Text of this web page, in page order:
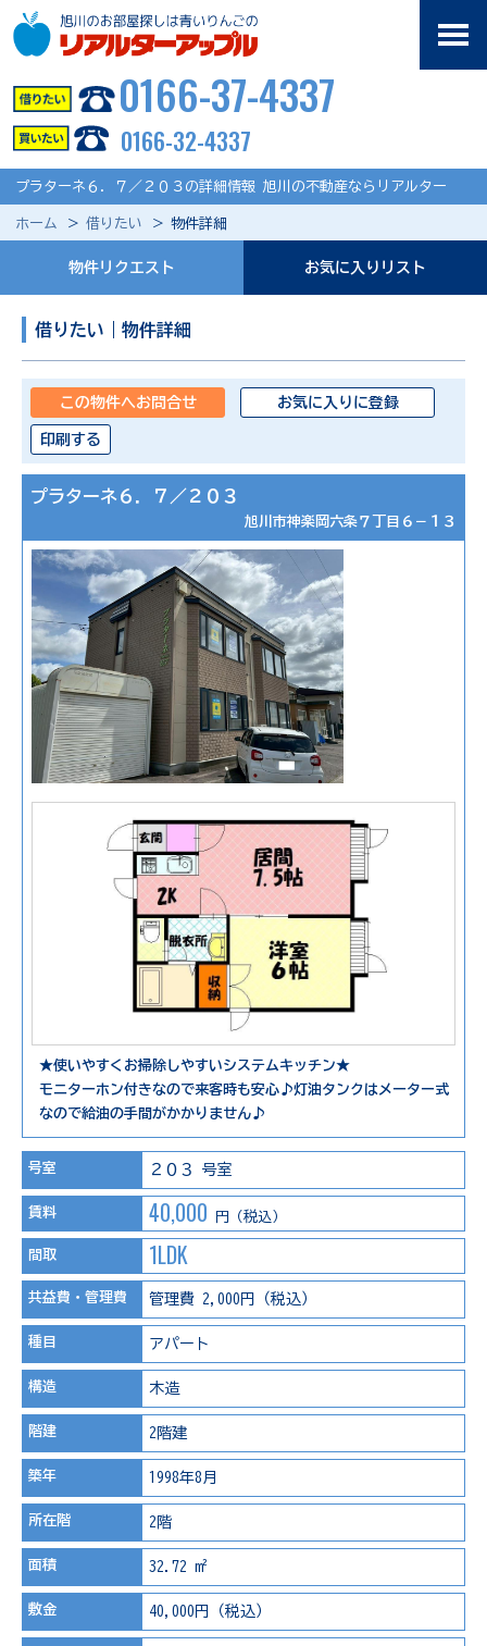
0166-37-4337
0166-32-4337
プラターネ６．７／２０３の詳細情報 旭川の不動産ならリアルター
ホーム 借りたい 物件詳細
物件リクエスト お気に入りリスト
借りたい｜物件詳細
この物件へお問合せ お気に入りに登録
印刷する
プラターネ６．７／２０３
旭川市神楽岡六条７丁目６－１３
★使いやすくお掃除しやすいシステムキッチン★
モニターホン付きなので来客時も安心♪灯油タンクはメーター式
なので給油の手間がかかりません♪
号室 ２０３ 号室
賃料 40,000 円（税込）
間取 1LDK
共益費・管理費 管理費 2,000円（税込）
種目 アパート
構造 木造
階建 2階建
築年 1998年8月
所在階 2階
面積 32.72 m²
敷金 40,000円（税込）